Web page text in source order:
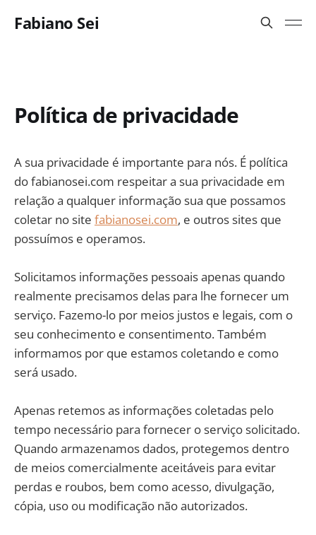
Fabiano Sei
Política de privacidade
A sua privacidade é importante para nós. É política
do fabianosei.com respeitar a sua privacidade em
relação a qualquer informação sua que possamos
coletar no site fabianosei.com, e outros sites que
possuímos e operamos.
Solicitamos informações pessoais apenas quando
realmente precisamos delas para lhe fornecer um
serviço. Fazemo-lo por meios justos e legais, com o
seu conhecimento e consentimento. Também
informamos por que estamos coletando e como
será usado.
Apenas retemos as informações coletadas pelo
tempo necessário para fornecer o serviço solicitado.
Quando armazenamos dados, protegemos dentro
de meios comercialmente aceitáveis ​​para evitar
perdas e roubos, bem como acesso, divulgação,
cópia, uso ou modificação não autorizados.